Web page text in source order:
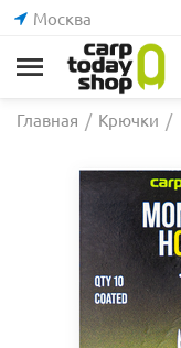
Москва
Главная / Крючки /